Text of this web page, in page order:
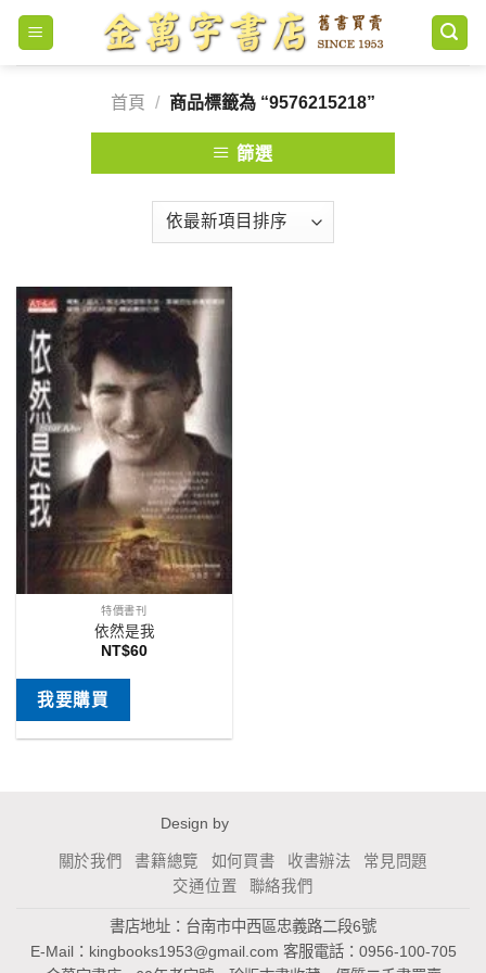
Skip
content
首頁
/ 商品標籤為 “9576215218”
篩選
特價書刊
依然是我
NT$60
我要購買
Design by
關於我們 書籍總覽 如何買書 收書辦法
常見問題
交通位置
聯絡我們
書店地址：台南市中西區忠義路二段6號
E-Mail： kingbooks1953@gmail.com 客服電話：0956-100-705